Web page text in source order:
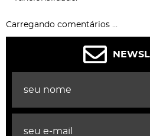
Carregando comentários ...